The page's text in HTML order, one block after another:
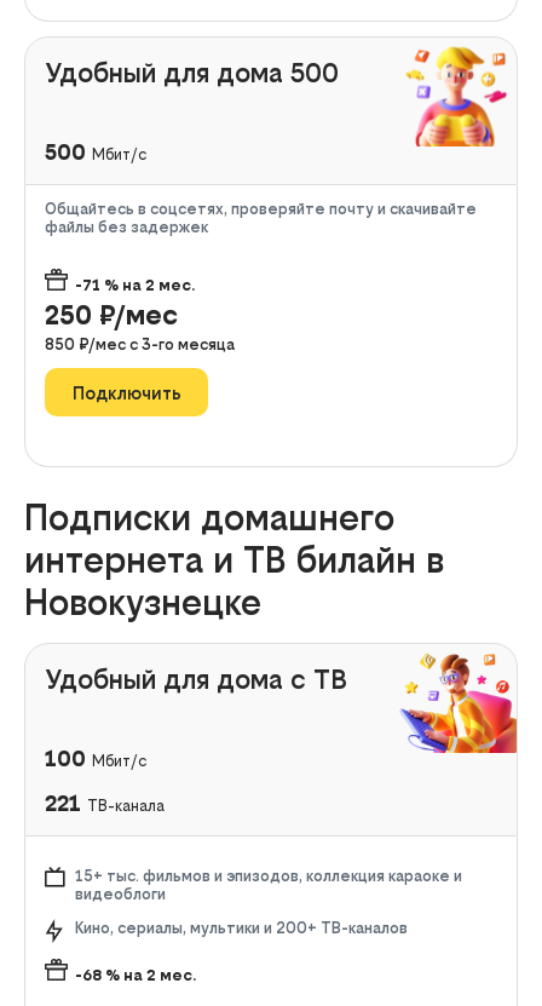
Удобный для дома 500
500 Мбит/с
Общайтесь в соцсетях, проверяйте почту и скачивайте
файлы без задержек
-71 % на 2 мес.
250 ₽/мес
850 ₽/мес с 3-го месяца
Подключить
Подписки домашнего
интернета и ТВ билайн в
Новокузнецке
Удобный для дома с ТВ
100 Мбит/с
221 ТВ-канала
15+ тыс. фильмов и эпизодов, коллекция караоке и
видеоблоги
Кино, сериалы, мультики и 200+ ТВ-каналов
-68 % на 2 мес.